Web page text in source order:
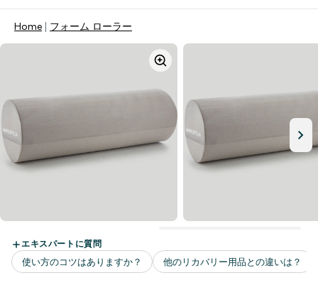
Home フォーム ローラー